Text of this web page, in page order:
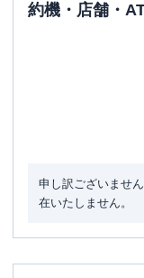
名称
営業時間
約機・店舗・
申し訳ございませ
在いたしません。